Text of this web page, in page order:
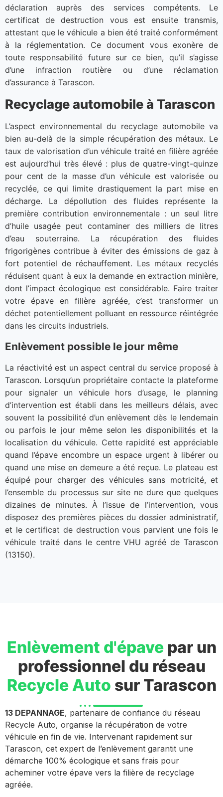
déclaration auprès des services compétents. Le
certificat de destruction vous est ensuite transmis,
attestant que le véhicule a bien été traité conformément
à la réglementation. Ce document vous exonère de
toute responsabilité future sur ce bien, qu’il s’agisse
d’une infraction routière ou d’une réclamation
d’assurance à Tarascon.
Recyclage automobile à Tarascon
L’aspect environnemental du recyclage automobile va
bien au-delà de la simple récupération des métaux. Le
taux de valorisation d’un véhicule traité en filière agréée
est aujourd’hui très élevé : plus de quatre-vingt-quinze
pour cent de la masse d’un véhicule est valorisée ou
recyclée, ce qui limite drastiquement la part mise en
décharge. La dépollution des fluides représente la
première contribution environnementale : un seul litre
d’huile usagée peut contaminer des milliers de litres
d’eau souterraine. La récupération des fluides
frigorigènes contribue à éviter des émissions de gaz à
fort potentiel de réchauffement. Les métaux recyclés
réduisent quant à eux la demande en extraction minière,
dont l’impact écologique est considérable. Faire traiter
votre épave en filière agréée, c’est transformer un
déchet potentiellement polluant en ressource réintégrée
dans les circuits industriels.
Enlèvement possible le jour même
La réactivité est un aspect central du service proposé à
Tarascon. Lorsqu’un propriétaire contacte la plateforme
pour signaler un véhicule hors d’usage, le planning
d’intervention est établi dans les meilleurs délais, avec
souvent la possibilité d’un enlèvement dès le lendemain
ou parfois le jour même selon les disponibilités et la
localisation du véhicule. Cette rapidité est appréciable
quand l’épave encombre un espace urgent à libérer ou
quand une mise en demeure a été reçue. Le plateau est
équipé pour charger des véhicules sans motricité, et
l’ensemble du processus sur site ne dure que quelques
dizaines de minutes. À l’issue de l’intervention, vous
disposez des premières pièces du dossier administratif,
et le certificat de destruction vous parvient une fois le
véhicule traité dans le centre VHU agréé de Tarascon
(13150).
Enlèvement d'épavepar un
professionnel du réseau
Recycle Auto sur Tarascon
13 DEPANNAGE, partenaire de confiance du réseau
Recycle Auto, organise la récupération de votre
véhicule en fin de vie. Intervenant rapidement sur
Tarascon, cet expert de l’enlèvement garantit une
démarche 100% écologique et sans frais pour
acheminer votre épave vers la filière de recyclage
agréée.